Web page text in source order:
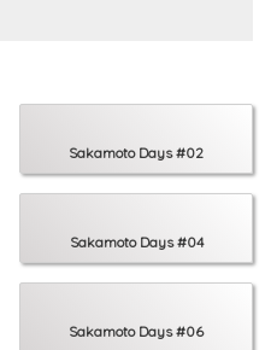
Sakamoto Days #02
Sakamoto Days #04
Sakamoto Days #06